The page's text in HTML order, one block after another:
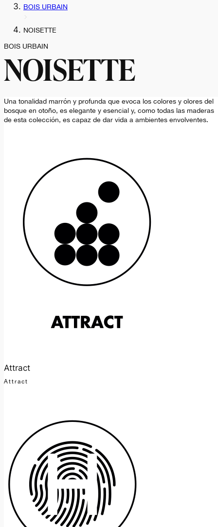
BOIS URBAIN
NOISETTE
BOIS URBAIN
NOISETTE
Una tonalidad marrón y profunda que evoca los colores y olores del
bosque en otoño, es elegante y esencial y, como todas las maderas
de esta colección, es capaz de dar vida a ambientes envolventes.
Attract
Attract